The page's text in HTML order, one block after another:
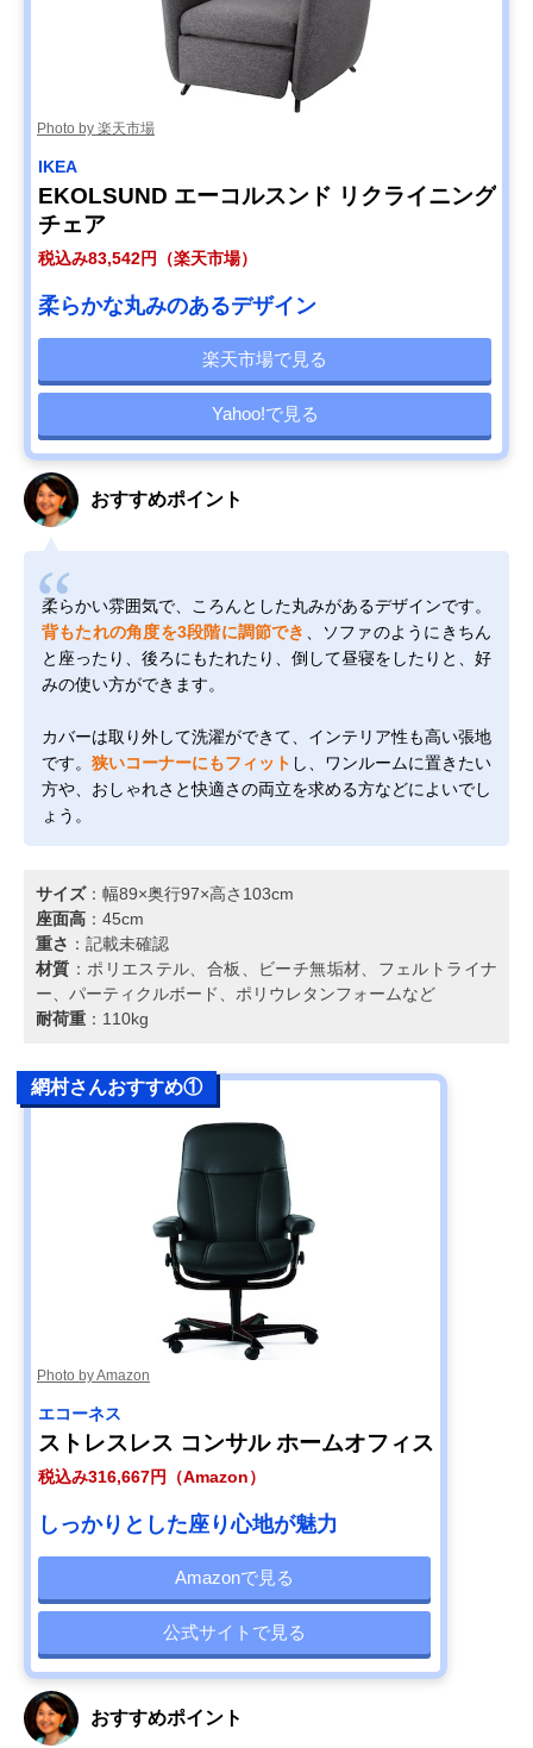
Photo by 楽天市場
IKEA
EKOLSUND エーコルスンド リクライニング
チェア
税込み83,542円（楽天市場）
柔らかな丸みのあるデザイン
楽天市場で見る
Yahoo!で見る
おすすめポイント
柔らかい雰囲気で、ころんとした丸みがあるデザインです。
背もたれの角度を3段階に調節でき
、ソファのようにきちん
と座ったり、後ろにもたれたり、倒して昼寝をしたりと、好
みの使い方ができます。
カバーは取り外して洗濯ができて、インテリア性も高い張地
です。 狭いコーナーにもフィット し、ワンルームに置きたい
方や、おしゃれさと快適さの両立を求める方などによいでし
ょう。
サイズ：幅89×奥行97×高さ103cm
座面高 ：45cm
重さ ：記載未確認
材質 ：ポリエステル、合板、ビーチ無垢材、フェルトライナ
ー、パーティクルボード、ポリウレタンフォームなど
耐荷重 ：110kg
網村さんおすすめ①
Photo by Amazon
エコーネス
ストレスレス コンサル ホームオフィス
税込み316,667円（Amazon）
しっかりとした座り心地が魅力
Amazonで見る
公式サイトで見る
おすすめポイント